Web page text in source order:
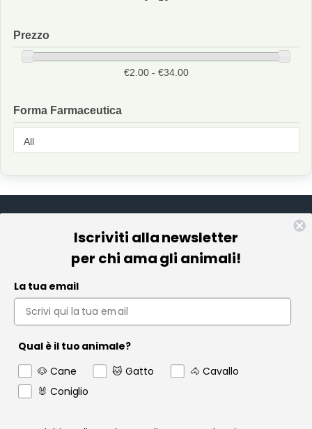
Prezzo
€2.00 - €34.00
Forma Farmaceutica
Account
Contact us
Garanzia
Iscriviti alla newsletter
per chi ama gli animali!
La tua email
Qual è il tuo animale?
🐶 Cane 🐱 Gatto 🐴 Cavallo
🐰 Coniglio